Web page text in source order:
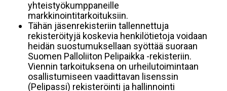
yhteistyökumppaneille
markkinointitarkoituksiin.
Tähän jäsenrekisteriin tallennettuja
rekisteröityjä koskevia henkilötietoja voidaan
heidän suostumuksellaan syöttää suoraan
Suomen Palloliiton Pelipaikka -rekisteriin.
Viennin tarkoituksena on urheilutoimintaan
osallistumiseen vaadittavan lisenssin
(Pelipassi) rekisteröinti ja hallinnointi